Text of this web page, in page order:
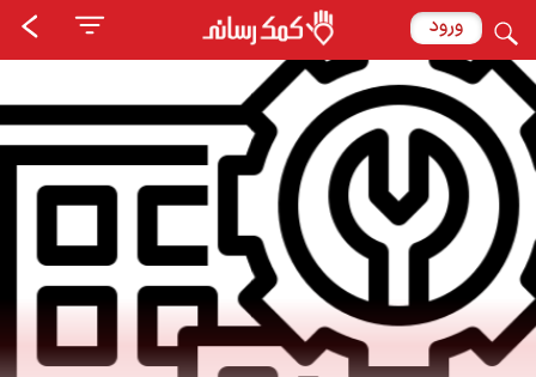
ورود